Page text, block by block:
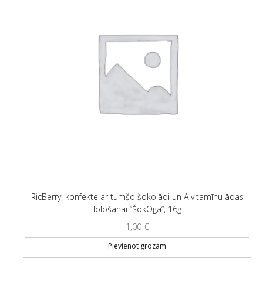
RicBerry, konfekte ar tumšo šokolādi un A vitamīnu ādas
lološanai “ŠokOga”, 16g
1,00 €
Pievienot grozam